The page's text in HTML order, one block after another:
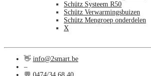
Schütz Systeem R50
Schütz Verwarmingsbuizen
Schütz Mengroep onderdelen
X
👋 info@2smart.be
–